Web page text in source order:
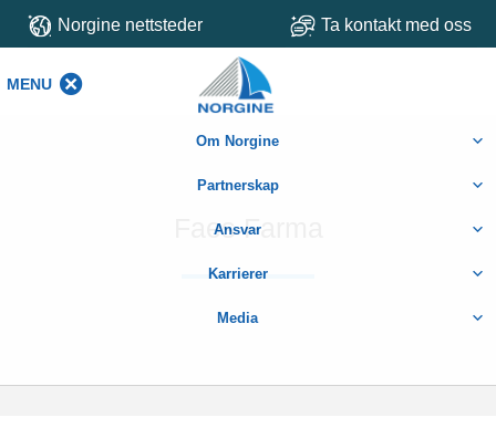
Norgine nettsteder Ta kontakt med oss
MENU
Om Norgine
Partnerskap
Ansvar
Karrierer
Media
Faes Farma